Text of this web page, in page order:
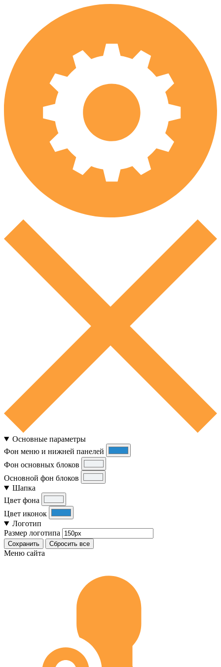
Основные параметры
Фон меню и нижней панелей
Фон основных блоков
Основной фон блоков
Шапка
Цвет фона
Цвет иконок
Логотип
Размер логотипа
Сохранить Сбросить все
Меню сайта